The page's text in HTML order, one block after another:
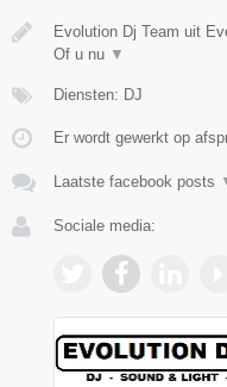
Evolution Dj Team uit
Of u nu ▼
Diensten: DJ
Er wordt gewerkt op
Laatste facebook posts
Sociale media: